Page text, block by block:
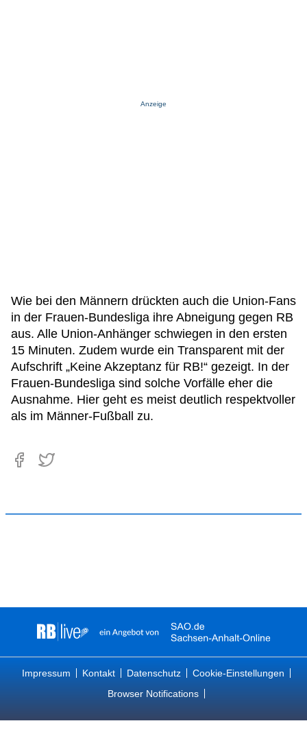
Anzeige
Wie bei den Männern drückten auch die Union-Fans
in der Frauen-Bundesliga ihre Abneigung gegen RB
aus. Alle Union-Anhänger schwiegen in den ersten
15 Minuten. Zudem wurde ein Transparent mit der
Aufschrift „Keine Akzeptanz für RB!“ gezeigt. In der
Frauen-Bundesliga sind solche Vorfälle eher die
Ausnahme. Hier geht es meist deutlich respektvoller
als im Männer-Fußball zu.
Impressum Kontakt Datenschutz
Cookie-Einstellungen
Browser Notifications